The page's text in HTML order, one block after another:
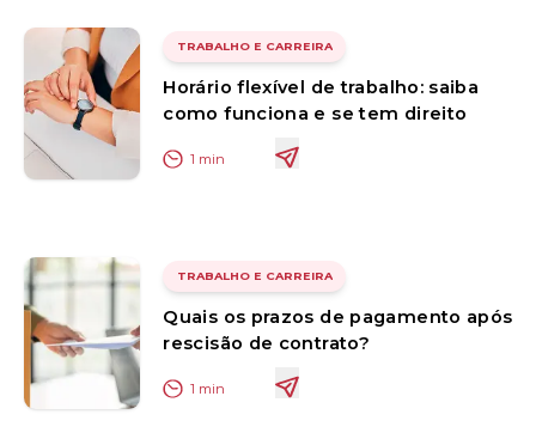
TRABALHO E CARREIRA
Horário flexível de trabalho: saiba
como funciona e se tem direito
1 min
TRABALHO E CARREIRA
Quais os prazos de pagamento após
rescisão de contrato?
1 min